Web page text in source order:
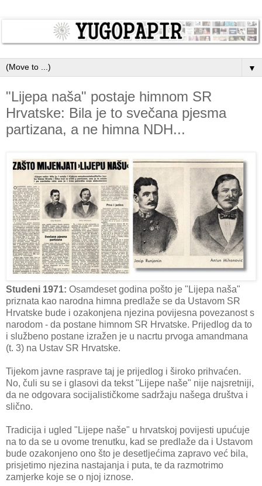
▼
"Lijepa naša" postaje himnom SR
Hrvatske: Bila je to svečana pjesma
partizana, a ne himna NDH...
Studeni 1971: Osamdeset godina pošto je "Lijepa naša"
priznata kao narodna himna predlaže se da Ustavom SR
Hrvatske bude i ozakonjena njezina povijesna povezanost s
narodom - da postane himnom SR Hrvatske. Prijedlog da to
i službeno postane izražen je u nacrtu prvoga amandmana
(t. 3) na Ustav SR Hrvatske.
Tijekom javne rasprave taj je prijedlog i široko prihvaćen.
No, čuli su se i glasovi da tekst "Lijepe naše" nije najsretniji,
da ne odgovara socijalističkome sadržaju našega društva i
slično.
Tradicija i ugled "Lijepe naše" u hrvatskoj povijesti upućuje
na to da se u ovome trenutku, kad se predlaže da i Ustavom
bude ozakonjeno ono što je desetljećima zapravo već bila,
prisjetimo njezina nastajanja i puta, te da razmotrimo
zamjerke koje se o njoj iznose.